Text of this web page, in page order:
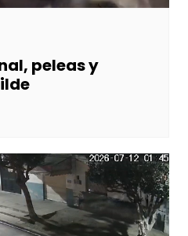
peleas y